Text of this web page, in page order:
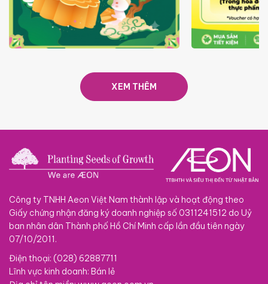
TRAO TẾT TRĂNG TRÒN GẮN
GIÁ LUÔN
XEM THÊM
Công ty TNHH Aeon Việt Nam thành lập và hoạt động theo
Giấy chứng nhận đăng ký doanh nghiệp số 0311241512 do Uỷ
ban nhân dân Thành phố Hồ Chí Minh cấp lần đầu tiên ngày
07/10/2011.
Điện thoại: (028) 62887711
Lĩnh vực kinh doanh: Bán lẻ